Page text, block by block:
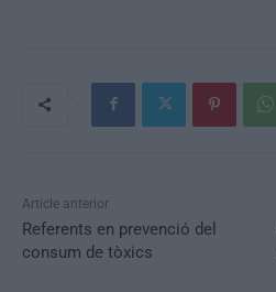
Article anterior
Referents en prevenció del
consum de tòxics